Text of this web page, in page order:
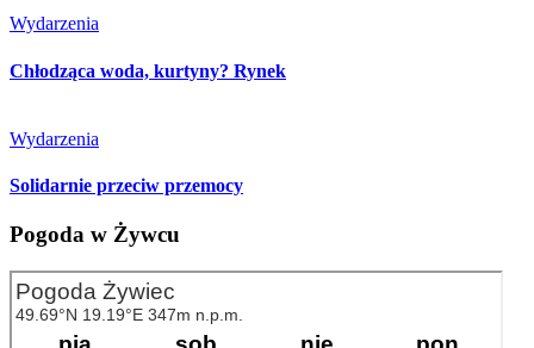
Wydarzenia
Chłodząca woda, kurtyny? Rynek
Wydarzenia
Solidarnie przeciw przemocy
Pogoda w Żywcu